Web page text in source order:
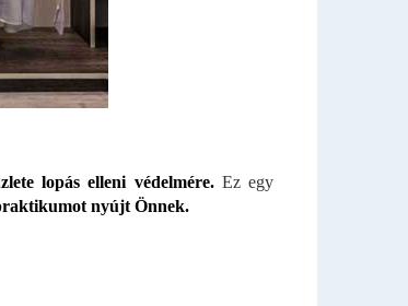
lopás elleni védelmére. Ez egy
nyújt Önnek.